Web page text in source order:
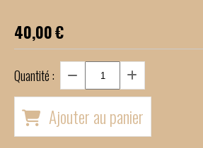
40,00€
Quantité :
Ajouter au panier